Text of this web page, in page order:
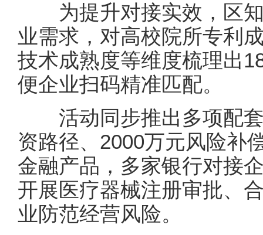
为提升对接实效，区知
业需求，对高校院所专利
技术成熟度等维度梳理出
便企业扫码精准匹配。
活动同步推出多项配套
资路径、2000万元风险补
金融产品，多家银行对接
开展医疗器械注册审批、
业防范经营风险。